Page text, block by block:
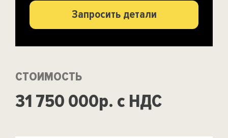
Запросить детали
СТОИМОСТЬ
31 750 000р. с НДС